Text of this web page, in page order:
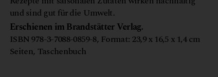
und sind gut für die Umwelt.
Erschienen im Brandstätter Verlag.
ISBN 978-3-7088-0859-8, Format: 23,9 x 16,5 x 1,4 cm
Seiten, Taschenbuch